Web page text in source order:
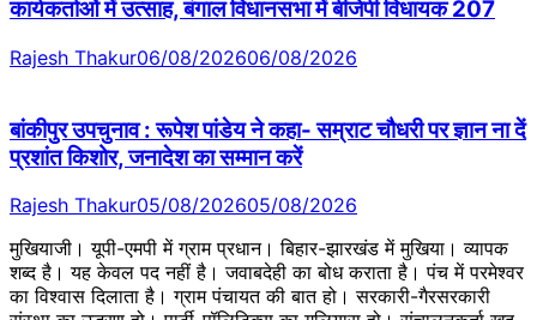
कार्यकर्ताओं में उत्साह, बंगाल विधानसभा में बीजेपी विधायक 207
Rajesh Thakur06/08/202606/08/2026
बांकीपुर उपचुनाव : रूपेश पांडेय ने कहा- सम्राट चौधरी पर ज्ञान ना दें
प्रशांत किशोर, जनादेश का सम्मान करें
Rajesh Thakur05/08/202605/08/2026
मुखियाजी। यूपी-एमपी में ग्राम प्रधान। बिहार-झारखंड में मुखिया। व्यापक
शब्द है। यह केवल पद नहीं है। जवाबदेही का बोध कराता है। पंच में परमेश्वर
का विश्वास दिलाता है। ग्राम पंचायत की बात हो। सरकारी-गैरसरकारी